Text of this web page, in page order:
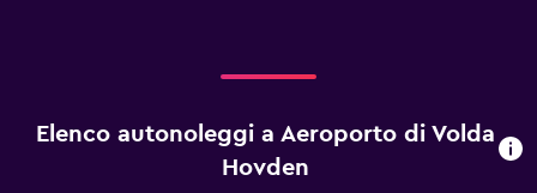
Elenco autonoleggi a Aeroporto di Volda
Hovden